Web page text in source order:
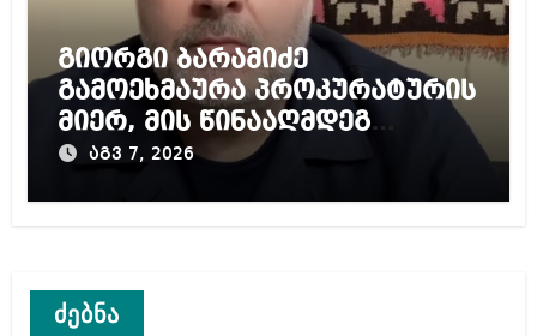
გიორგი ბარამიძე
გამოეხმაურა პროკურატურის
მიერ, მის წინააღმდეგ
დაწყებულ გამოძიებას
აგვ 7, 2026
ძებნა